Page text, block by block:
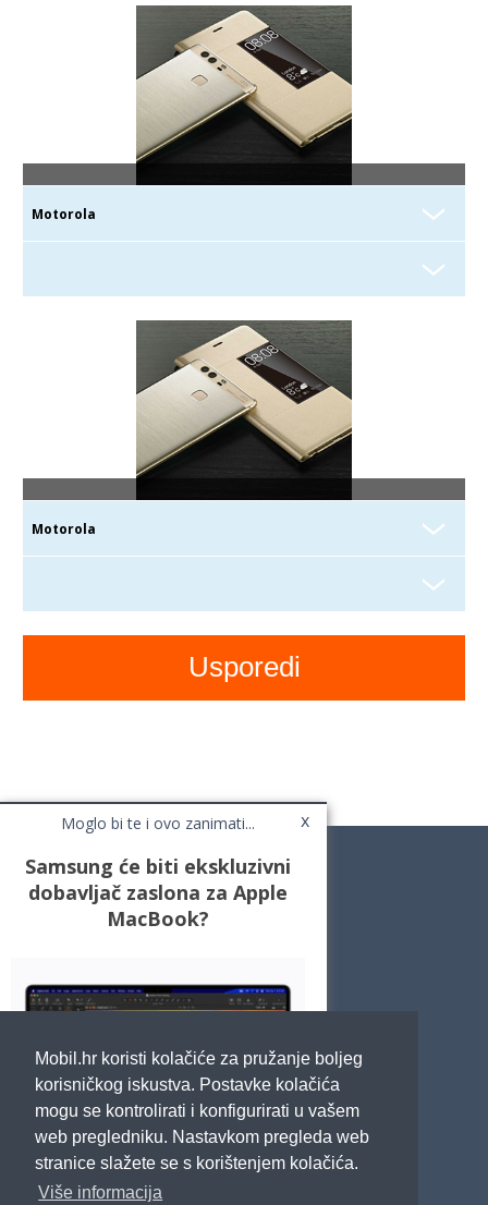
Mobil.hr koristi kolačiće za pružanje boljeg
korisničkog iskustva. Postavke kolačića
mogu se kontrolirati i konfigurirati u vašem
web pregledniku. Nastavkom pregleda web
stranice slažete se s korištenjem kolačića.
Više informacija
Moglo bi te i ovo zanimati... x
Samsung će biti ekskluzivni
dobavljač zaslona za Apple
MacBook?
Cafe Mobil
Usporedi mobitele
Impressum
Marketing
Pravne odredbe
Izjava o privatnosti
POTRAŽITE NAS